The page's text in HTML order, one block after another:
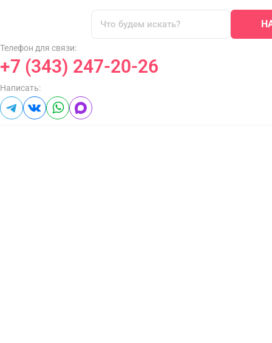
Телефон для связи:
+7 (343) 247-20-26
Написать: